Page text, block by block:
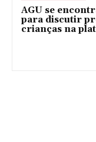
AGU se
para discutir
crianças na